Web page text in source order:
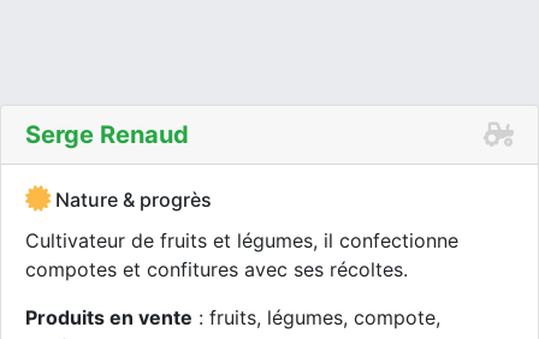
Serge Renaud
Nature & progrès
Cultivateur de fruits et légumes, il confectionne
compotes et confitures avec ses récoltes.
Produits en vente : fruits, légumes, compote,